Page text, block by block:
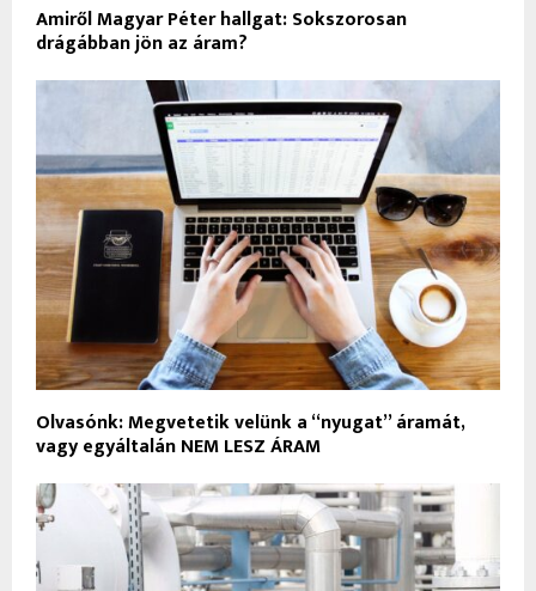
Amiről Magyar Péter hallgat: Sokszorosan
drágábban jön az áram?
Olvasónk: Megvetetik velünk a “nyugat” áramát,
vagy egyáltalán NEM LESZ ÁRAM